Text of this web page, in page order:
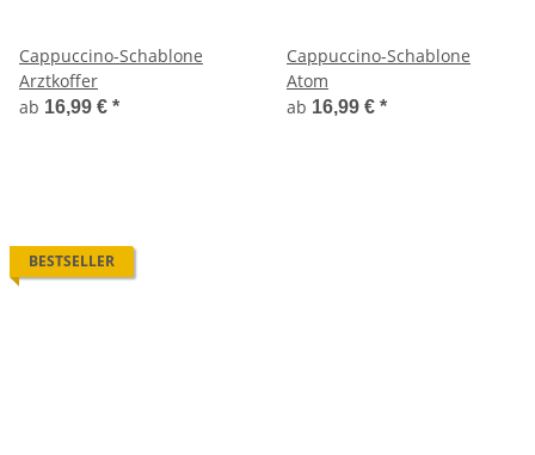
Cappuccino-Schablone
Arztkoffer
ab 16,99 € *
Cappuccino-Schablone
Atom
ab 16,99 € *
BESTSELLER